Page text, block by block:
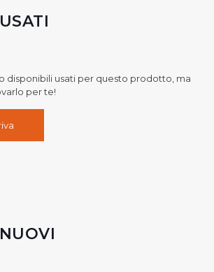
disponibili usati per questo prodotto, ma
per te!